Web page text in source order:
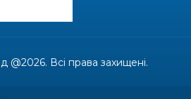
@2026. Всі права захищені.